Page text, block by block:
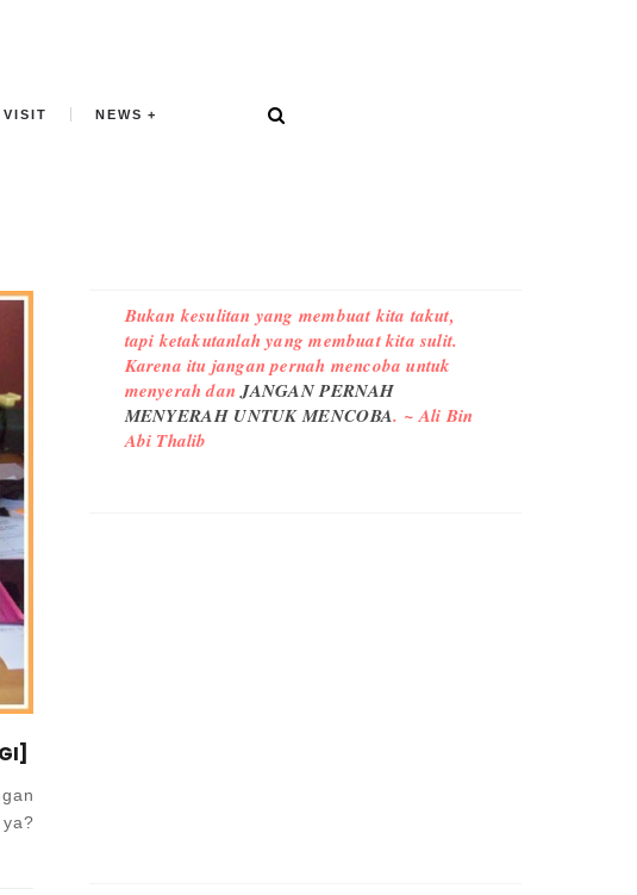
VISIT NEWS
Bukan kesulitan yang membuat kita takut,
tapi ketakutanlah yang membuat kita sulit.
Karena itu jangan pernah mencoba untuk
menyerah danJANGAN PERNAH
MENYERAH UNTUK MENCOBA. ~ Ali Bin
Abi Thalib